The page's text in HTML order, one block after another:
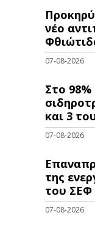
νέo
07-08-2026
Στο
και 3
07-08-2026
της
του ΣΕΦ
07-08-2026